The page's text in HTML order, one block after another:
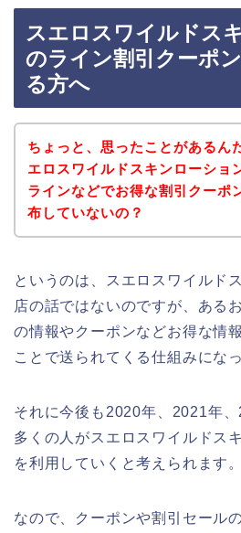
スエロスワイルドス
のライン割引クーポ
る方へ
ちょっと、思ったことがあるん
エロスワイルドスキンローショ
ラインなどでお得な割引クーポ
布していないの？
というのは、スエロスワイルド
店の話ではないのですが、ある
の情報やクーポンなどお得な情
ことで送られてくる仕組みにな
それに今後も2020年、2021年
多くの人がスエロスワイルドス
を利用していくと考えられます。
なので、クーポンや割引セール